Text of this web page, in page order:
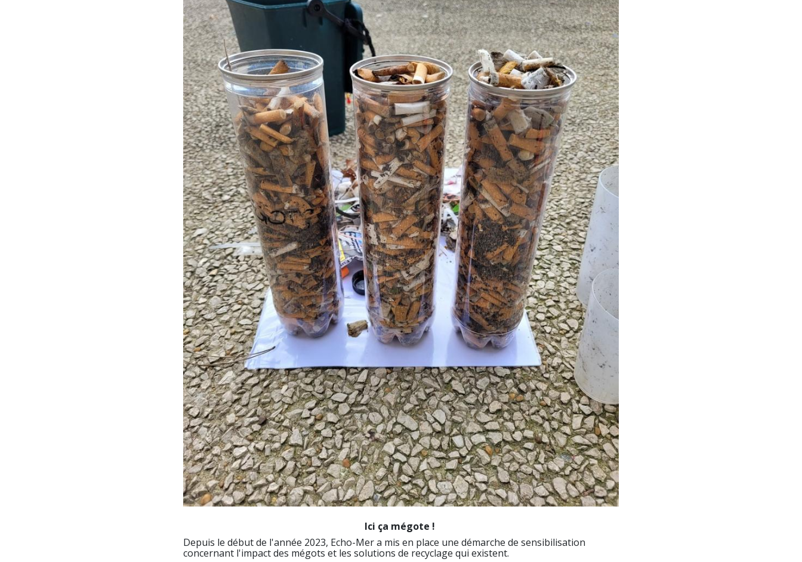
Ici ça mégote !
Depuis le début de l'année 2023, Echo-Mer a mis en place une démarche de sensibilisation
concernant l'impact des mégots et les solutions de recyclage qui existent.